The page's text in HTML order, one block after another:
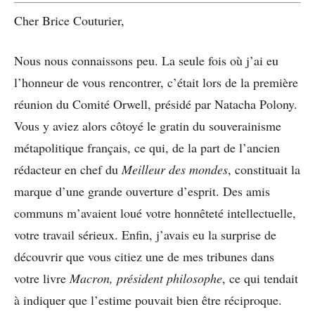
Cher Brice Couturier,
Nous nous connaissons peu. La seule fois où j’ai eu
l’honneur de vous rencontrer, c’était lors de la première
réunion du Comité Orwell, présidé par Natacha Polony.
Vous y aviez alors côtoyé le gratin du souverainisme
métapolitique français, ce qui, de la part de l’ancien
rédacteur en chef duMeilleur des mondes, constituait la
marque d’une grande ouverture d’esprit. Des amis
communs m’avaient loué votre honnêteté intellectuelle,
votre travail sérieux. Enfin, j’avais eu la surprise de
découvrir que vous citiez une de mes tribunes dans
votre livreMacron, président philosophe, ce qui tendait
à indiquer que l’estime pouvait bien être réciproque.